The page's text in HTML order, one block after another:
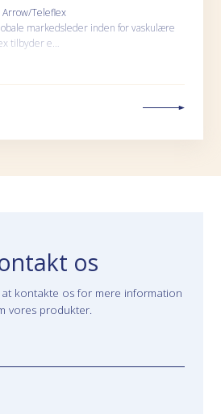
Teleflex
markedsleder inden for vaskulære
tilbyder e…
os
kontakte os for mere information
vores produkter.